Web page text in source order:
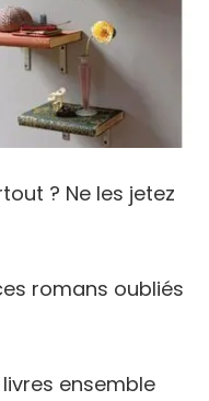
? Ne les jetez
romans oubliés
ensemble